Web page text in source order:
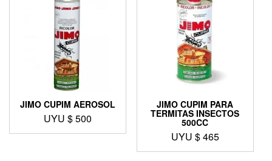
JIMO CUPIM AEROSOL
UYU $500
JIMO CUPIM PARA
TERMITAS INSECTOS
500CC
UYU $465